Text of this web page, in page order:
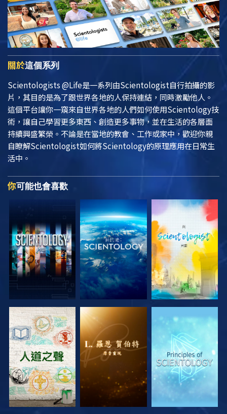
關於這個系列
Scientologists @Life是一系列由Scientologist自行拍攝的影
片，其目的是為了跟世界各地的人保持連結，同時激勵他人。
這個平台讓你一窺來自世界各地的人們如何使用Scientology技
術，讓自己學習更多東西、創造更多事物，並在生活的各層面
持續興盛繁榮。不論是在當地的教會、工作或家中，歡迎你親
自瞭解Scientologist如何將Scientology的原理應用在日常生
活中。
你可能也會喜歡
探索系列節目 探索系列節目 探索系列節目